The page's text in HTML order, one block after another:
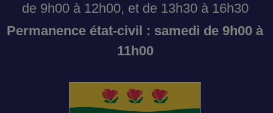
de 9h00 à 12h00, et de 13h30 à 16h30
Permanence état-civil : samedi de 9h00 à
11h00